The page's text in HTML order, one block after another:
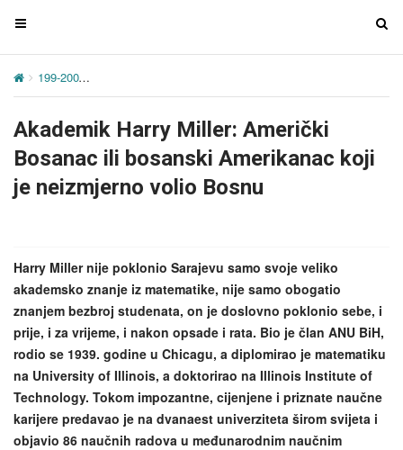
T
g
e
n
v
a
n
T
o
199-200
Akademik Harry Miller: Američki
Bosanac ili bosanski Amerikanac koji
je neizmjerno volio Bosnu
Harry Miller nije poklonio Sarajevu samo svoje veliko
akademsko znanje iz matematike, nije samo obogatio
znanjem bezbroj studenata, on je doslovno poklonio sebe, i
prije, i za vrijeme, i nakon opsade i rata. Bio je član ANU BiH,
rodio se 1939. godine u Chicagu, a diplomirao je matematiku
na University of Illinois, a doktorirao na Illinois Institute of
Technology. Tokom impozantne, cijenjene i priznate naučne
karijere predavao je na dvanaest univerziteta širom svijeta i
objavio 86 naučnih radova u međunarodnim naučnim